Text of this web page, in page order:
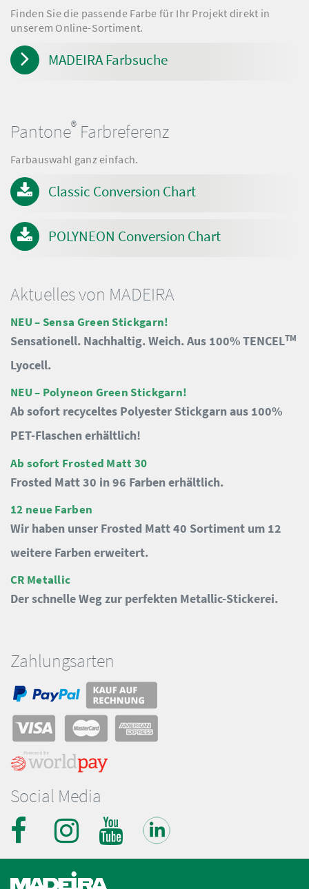
Zahlungsarten
Social Media
Finden Sie die passende Farbe für Ihr Projekt direkt in
unserem Online-Sortiment.
MADEIRA Farbsuche
Pantone® Farbreferenz
Farbauswahl ganz einfach.
Classic Conversion Chart
POLYNEON Conversion Chart
Aktuelles von MADEIRA
NEU – Sensa Green Stickgarn!
Sensationell. Nachhaltig. Weich. Aus 100% TENCELTM
Lyocell.
NEU – Polyneon Green Stickgarn!
Ab sofort recyceltes Polyester Stickgarn aus 100%
PET-Flaschen erhältlich!
Ab sofort Frosted Matt 30
Frosted Matt 30 in 96 Farben erhältlich.
12 neue Farben
Wir haben unser Frosted Matt 40 Sortiment um 12
weitere Farben erweitert.
CR Metallic
Der schnelle Weg zur perfekten Metallic-Stickerei.